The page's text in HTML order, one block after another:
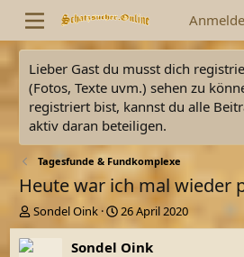
Lieber Gast du musst dich
(Fotos, Texte uvm.) sehen zu
registriert bist, kannst du alle
aktiv daran beteiligen.
Tagesfunde & Fundkomplexe
Heute war ich mal wieder
E
r
s
Sondel Oink
E
r
s
26 April 2020
Sondel Oink